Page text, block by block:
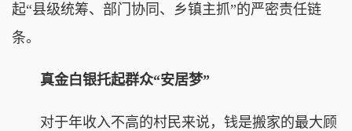
起“县级统筹、部门协同、乡镇主抓”的严密责任链
条。
真金白银托起群众“安居梦”
对于年收入不高的村民来说，钱是搬家的最大顾